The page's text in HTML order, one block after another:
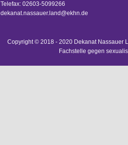
Telefax: 02603-5099266
dekanat.nassauer.land@ekhn.de
Copyright © 2018 - 2020 Dekanat Nassauer
Fachstelle gegen